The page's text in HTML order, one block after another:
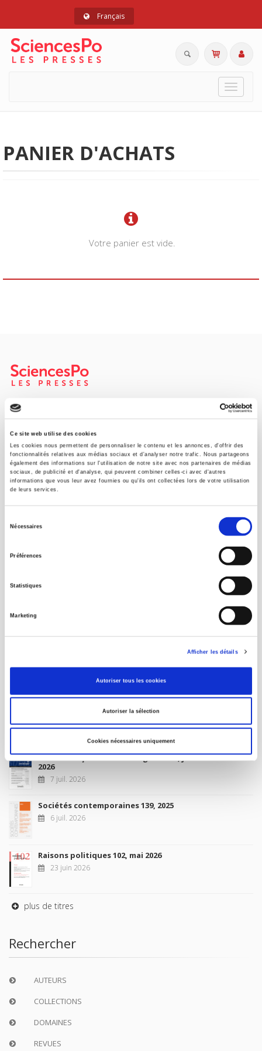
Ce site web utilise des cookies
Les cookies nous permettent de personnaliser le contenu et les annonces, d'offrir des
fonctionnalités relatives aux médias sociaux et d'analyser notre trafic. Nous partageons
également des informations sur l'utilisation de notre site avec nos partenaires de médias
sociaux, de publicité et d'analyse, qui peuvent combiner celles-ci avec d'autres
informations que vous leur avez fournies ou qu'ils ont collectées lors de votre utilisation
de leurs services.
Nécessaires
Préférences
Statistiques
Marketing
Afficher les détails
Autoriser tous les cookies
Autoriser la sélection
Cookies nécessaires uniquement
Français
Toggle
PANIER D'ACHATS
Votre panier est vide.
Maison d'édition dédiée aux sciences humaines et sociales, les
Presses de Sciences Po participent depuis leur création en 1976
à la transmission des savoirs et des idées
CONTACTS
FOREIGN RIGHTS
POUR LES LIBRAIRES
CONDITIONS GÉNÉRALES
À paraître
Revue française de science politique 76-2, avril-juin
10 juil. 2026
Revue française de sociologie 66 3/4, juillet-décembre
2026
7 juil. 2026
Sociétés contemporaines 139, 2025
6 juil. 2026
Raisons politiques 102, mai 2026
23 juin 2026
plus de titres
Rechercher
AUTEURS
COLLECTIONS
DOMAINES
REVUES